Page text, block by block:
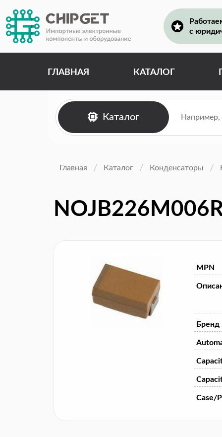
с
ГЛАВНАЯ КАТАЛОГ
Каталог
Главная Каталог Конденсаторы
MPN
Бренд
Case/